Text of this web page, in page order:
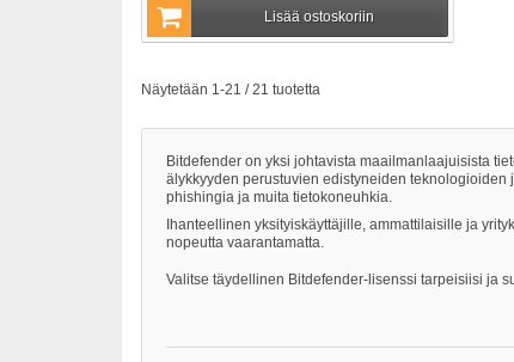
Lisää ostoskoriin
Näytetään 1-21 / 21 tuotetta
Bitdefender on yksi johtavista maailmanlaajuisista
älykkyyden perustuvien edistyneiden
phishingia ja muita tietokoneuhkia.
Ihanteellinen yksityiskäyttäjille, ammattilaisille ja
nopeutta vaarantamatta.
Valitse täydellinen Bitdefender-lisenssi tarpeisiisi ja